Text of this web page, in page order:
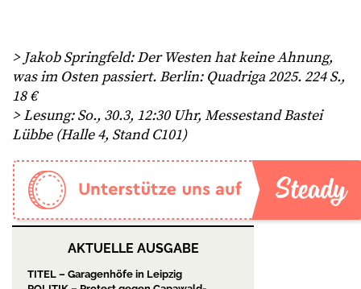
> Jakob Springfeld: Der Westen hat keine Ahnung,
was im Osten passiert. Berlin: Quadriga 2025. 224 S.,
18 €
> Lesung: So., 30.3, 12:30 Uhr, Messestand Bastei
Lübbe (Halle 4, Stand C101)
AKTUELLE AUSGABE
TITEL – Garagenhöfe in Leipzig